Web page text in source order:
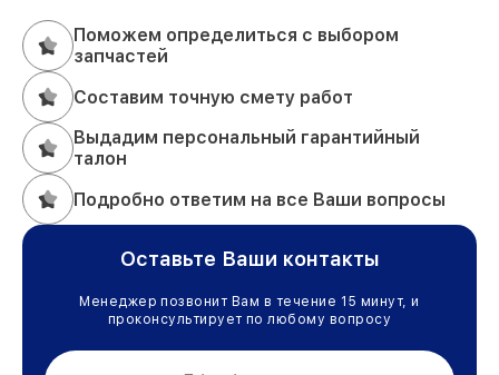
Поможем определиться с выбором
запчастей
Составим точную смету работ
Выдадим персональный гарантийный
талон
Подробно ответим на все Ваши вопросы
Оставьте Ваши контакты
Менеджер позвонит Вам в течение 15 минут, и
проконсультирует по любому вопросу